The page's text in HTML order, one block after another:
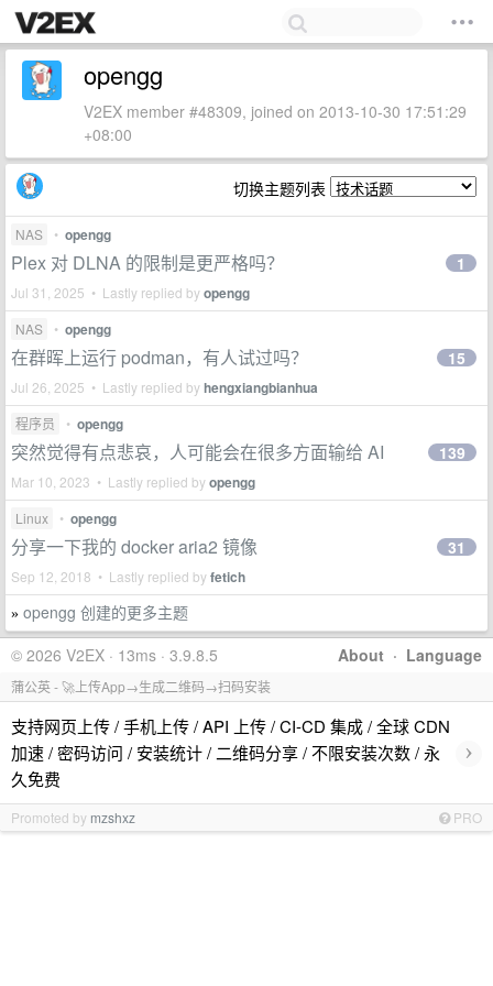
opengg
V2EX member #48309, joined on 2013-10-30 17:51:29
+08:00
切换主题列表
NAS • opengg
Plex 对 DLNA 的限制是更严格吗？
Jul 31, 2025 • Lastly replied byopengg
1
NAS • opengg
在群晖上运行 podman，有人试过吗？
Jul 26, 2025 • Lastly replied byhengxiangbianhua
15
程序员 • opengg
突然觉得有点悲哀，人可能会在很多方面输给 AI
Mar 10, 2023 • Lastly replied byopengg
139
Linux • opengg
分享一下我的 docker aria2 镜像
Sep 12, 2018 • Lastly replied byfetich
31
» opengg 创建的更多主题
About · Language
© 2026 V2EX · 13ms · 3.9.8.5
蒲公英 - 🚀上传App→生成二维码→扫码安装
支持网页上传 / 手机上传 / API 上传 / CI-CD 集成 / 全球 CDN
加速 / 密码访问 / 安装统计 / 二维码分享 / 不限安装次数 / 永
久免费
›
Promoted by mzshxz PRO